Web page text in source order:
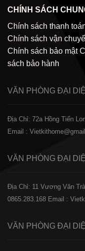
CHÍNH SÁCH
Chính sách thanh
Chính sách vận
Chính sách bảo mật
sách bảo hành
VĂN PHÒNG ĐẠI
Địa Chỉ: 72a Hồng Tiến
Email :
VĂN PHÒNG ĐẠI
Địa Chỉ: 11 Vương Văn
0865.283.168 Email :
VĂN PHÒNG ĐẠI